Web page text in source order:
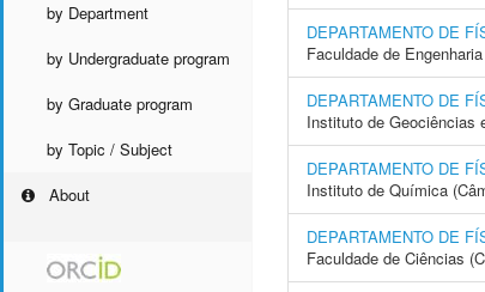
by Department
by Undergraduate program
by Graduate program
by Topic / Subject
About
DEPARTAMENTO DE
Faculdade de
DEPARTAMENTO DE
Instituto de Geociências
DEPARTAMENTO DE
Instituto de Química
DEPARTAMENTO DE
Faculdade de Ciências